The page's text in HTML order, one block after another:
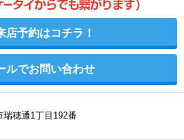
店予約はコチラ！
ルでお問い合わせ
穂通1丁目192番